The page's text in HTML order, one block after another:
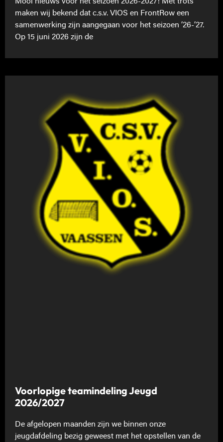
maken wij bekend dat c.s.v. VIOS en FrontRow een
samenwerking zijn aangegaan voor het seizoen ’26-’27.
Op 15 juni 2026 zijn de
Voorlopige teamindeling Jeugd
2026/2027
De afgelopen maanden zijn we binnen onze
jeugdafdeling bezig geweest met het opstellen van de